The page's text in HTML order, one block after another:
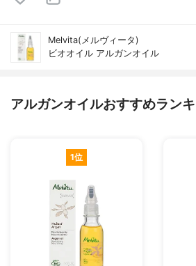
Melvita(メルヴィータ)
ビオオイル アルガンオイル
アルガンオイルおすすめラン
1位